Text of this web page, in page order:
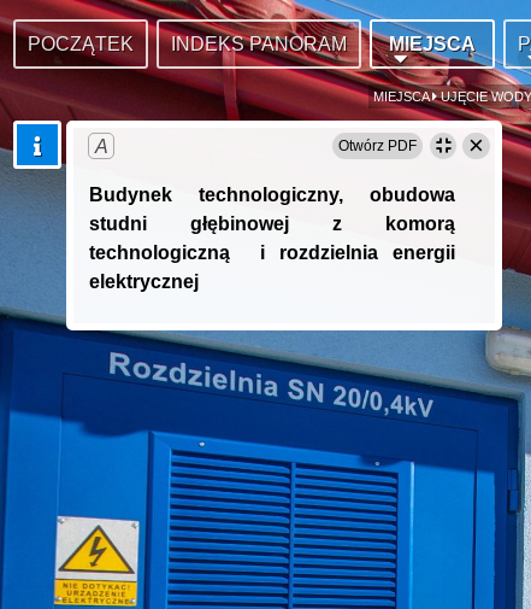
POCZĄTEK INDEKS PANORAM MIEJSCA
MIEJSCA UJĘCIE
A Otwórz PDF ×
Budynek technologiczny, obudowa
studni głębinowej z komorą
technologiczną i rozdzielnia energii
elektrycznej